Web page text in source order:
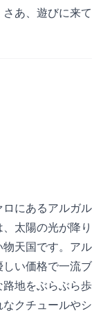
あ、遊びに来て
にあるアルガル
太陽の光が降り
天国です。アル
い価格で一流ブ
地をぶらぶら歩
クチュールやシ